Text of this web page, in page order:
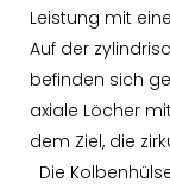
Leistung mit
Auf der
befinden sich
axiale Löcher
dem Ziel, die
Die